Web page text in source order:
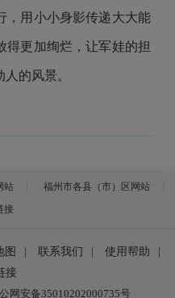
，用小小身影传递大大能
得更加绚烂，让军娃的担
的风景。
站
福州市各县（市）区网站
接
图 联系我们 使用帮助
接
网安备35010202000735号